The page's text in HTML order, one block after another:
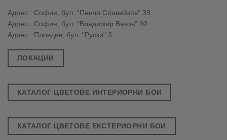
Адрес : София, бул. “Пенчо Славейков” 39
Адрес : София, бул. “Владимир Вазов” 90
Адрес : Пловдив, бул. "Руски" 3
ЛОКАЦИИ
КАТАЛОГ ЦВЕТОВЕ ИНТЕРИОРНИ БОИ
КАТАЛОГ ЦВЕТОВЕ ЕКСТЕРИОРНИ БОИ